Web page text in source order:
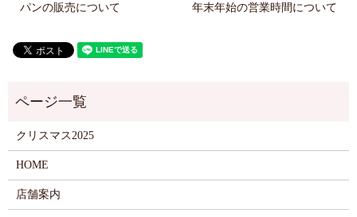
パンの販売について 年末年始の営業時間について
クリスマス2025
HOME
店舗案内